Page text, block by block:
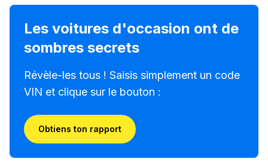
Les voitures d'occasion ont de
sombres secrets
Révèle-les tous ! Saisis simplement un code
VIN et clique sur le bouton :
Obtiens ton rapport